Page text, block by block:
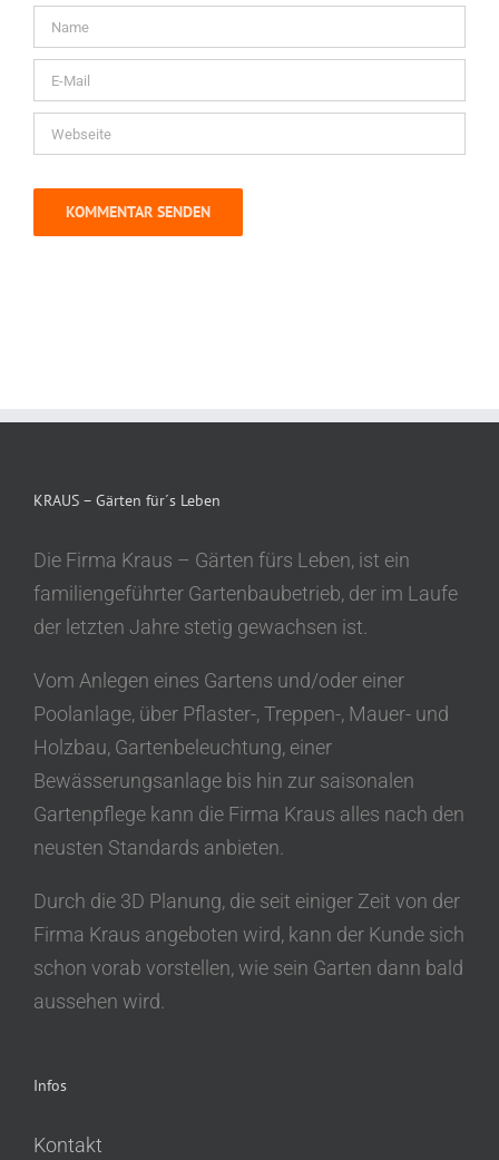
KRAUS – Gärten für´s Leben
Die Firma Kraus – Gärten fürs Leben, ist ein
familiengeführter Gartenbaubetrieb, der im Laufe
der letzten Jahre stetig gewachsen ist.
Vom Anlegen eines Gartens und/oder einer
Poolanlage, über Pflaster-, Treppen-, Mauer- und
Holzbau, Gartenbeleuchtung, einer
Bewässerungsanlage bis hin zur saisonalen
Gartenpflege kann die Firma Kraus alles nach den
neusten Standards anbieten.
Durch die 3D Planung, die seit einiger Zeit von der
Firma Kraus angeboten wird, kann der Kunde sich
schon vorab vorstellen, wie sein Garten dann bald
aussehen wird.
Infos
Kontakt